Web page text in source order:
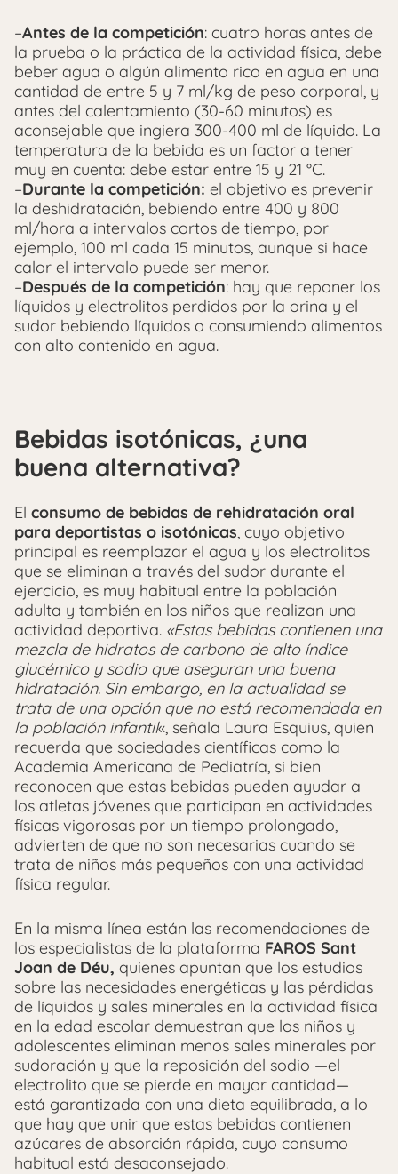
–Antes de la competición: cuatro horas antes de
la prueba o la práctica de la actividad física, debe
beber agua o algún alimento rico en agua en una
cantidad de entre 5 y 7 ml/kg de peso corporal, y
antes del calentamiento (30-60 minutos) es
aconsejable que ingiera 300-400 ml de líquido. La
temperatura de la bebida es un factor a tener
muy en cuenta: debe estar entre 15 y 21 °C.
–Durante la competición: el objetivo es prevenir
la deshidratación, bebiendo entre 400 y 800
ml/hora a intervalos cortos de tiempo, por
ejemplo, 100 ml cada 15 minutos, aunque si hace
calor el intervalo puede ser menor.
–Después de la competición: hay que reponer los
líquidos y electrolitos perdidos por la orina y el
sudor bebiendo líquidos o consumiendo alimentos
con alto contenido en agua.
Bebidas isotónicas, ¿una
buena alternativa?
El consumo de bebidas de rehidratación oral
para deportistas o isotónicas , cuyo objetivo
principal es reemplazar el agua y los electrolitos
que se eliminan a través del sudor durante el
ejercicio, es muy habitual entre la población
adulta y también en los niños que realizan una
actividad deportiva. «Estas bebidas contienen una
mezcla de hidratos de carbono de alto índice
glucémico y sodio que aseguran una buena
hidratación. Sin embargo, en la actualidad se
trata de una opción que no está recomendada en
la población infantil«, señala Laura Esquius, quien
recuerda que sociedades científicas como la
Academia Americana de Pediatría, si bien
reconocen que estas bebidas pueden ayudar a
los atletas jóvenes que participan en actividades
físicas vigorosas por un tiempo prolongado,
advierten de que no son necesarias cuando se
trata de niños más pequeños con una actividad
física regular.
En la misma línea están las recomendaciones de
los especialistas de la plataforma FAROS Sant
Joan de Déu, quienes apuntan que los estudios
sobre las necesidades energéticas y las pérdidas
de líquidos y sales minerales en la actividad física
en la edad escolar demuestran que los niños y
adolescentes eliminan menos sales minerales por
sudoración y que la reposición del sodio —el
electrolito que se pierde en mayor cantidad—
está garantizada con una dieta equilibrada, a lo
que hay que unir que estas bebidas contienen
azúcares de absorción rápida, cuyo consumo
habitual está desaconsejado.